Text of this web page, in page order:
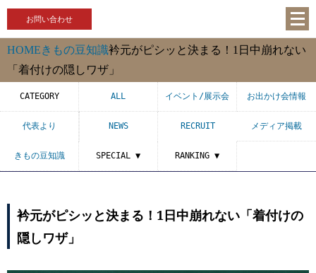
お問い合わせ
HOMEきもの豆知識衿元がピシッと決まる！1日中崩れない
「着付けの隠しワザ」
CATEGORY ALL イベント/展示会 お出かけ会情報
代表より NEWS RECRUIT メディア掲載
きもの豆知識 SPECIAL ▼ RANKING ▼
衿元がピシッと決まる！1日中崩れない「着付けの
隠しワザ」